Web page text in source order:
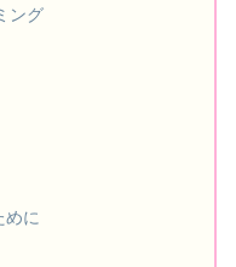
ング
めに